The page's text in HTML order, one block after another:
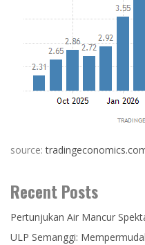
source:
Recent Posts
Pertunjukan Air Mancur
ULP Semanggi: